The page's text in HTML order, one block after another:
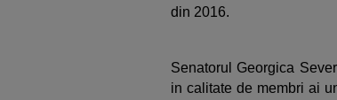
din 2016.
Senatorul Georgica
in calitate de membri ai